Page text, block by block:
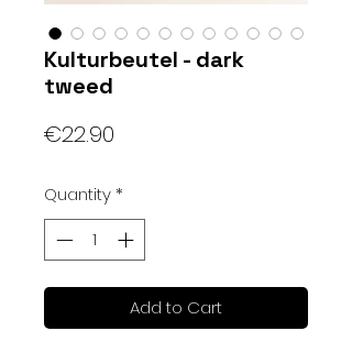
Kulturbeutel - dark
tweed
€22.90
Quantity*
Add to Cart